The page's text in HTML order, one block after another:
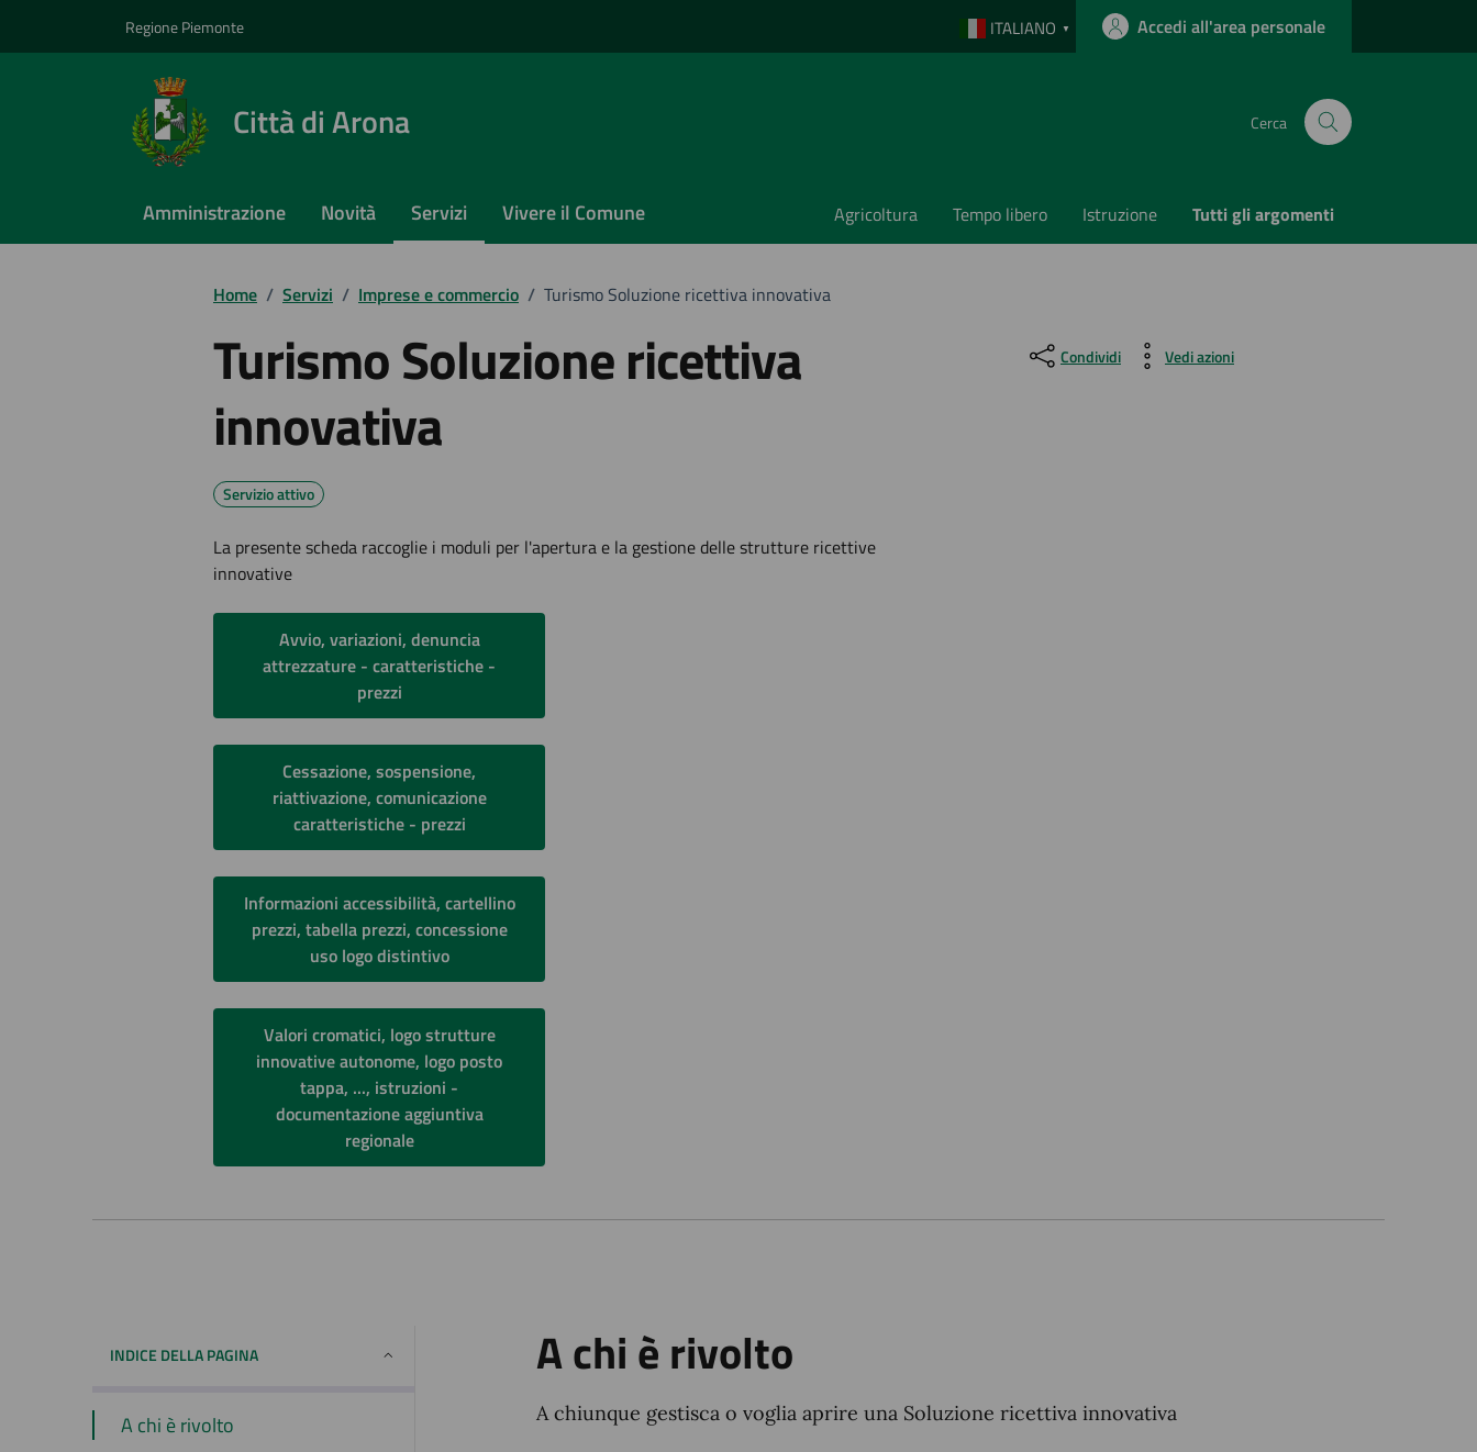
Regione Piemonte ITALIANO ▼ Accedi all'area personale
Città di Arona Cerca
Amministrazione Novità Servizi Vivere il Comune Agricoltura Tempo libero Istruzione Tutti gli argomenti
Home / Servizi / Imprese e commercio / Turismo Soluzione ricettiva innovativa
Turismo Soluzione ricettiva
innovativa
Servizio attivo
La presente scheda raccoglie i moduli per l'apertura e la gestione delle strutture ricettive
innovative
Avvio, variazioni, denuncia
attrezzature - caratteristiche -
prezzi
Cessazione, sospensione,
riattivazione, comunicazione
caratteristiche - prezzi
Informazioni accessibilità, cartellino
prezzi, tabella prezzi, concessione
uso logo distintivo
Valori cromatici, logo strutture
innovative autonome, logo posto
tappa, ..., istruzioni -
documentazione aggiuntiva
regionale
Condividi Vedi azioni
INDICE DELLA PAGINA
A chi è rivolto
A chi è rivolto
A chiunque gestisca o voglia aprire una Soluzione ricettiva innovativa